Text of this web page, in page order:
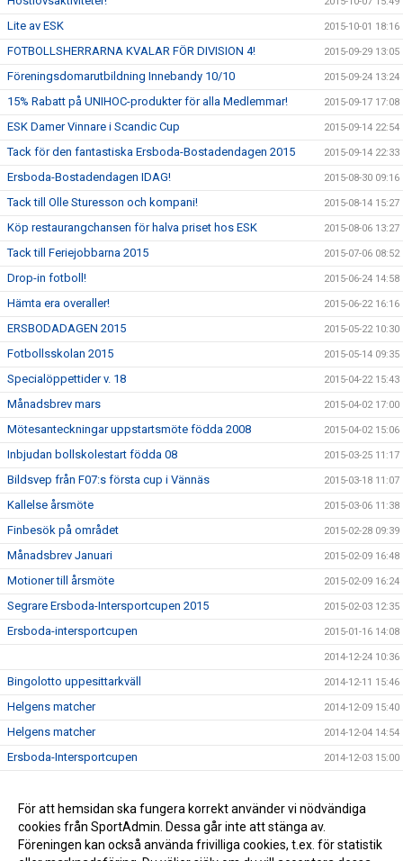
Lite av ESK 2015-10-01 18:16
FOTBOLLSHERRARNA KVALAR FÖR DIVISION 4! 2015-09-29 13:05
Föreningsdomarutbildning Innebandy 10/10 2015-09-24 13:24
15% Rabatt på UNIHOC-produkter för alla Medlemmar! 2015-09-17 17:08
ESK Damer Vinnare i Scandic Cup 2015-09-14 22:54
Tack för den fantastiska Ersboda-Bostadendagen 2015 2015-09-14 22:33
Ersboda-Bostadendagen IDAG! 2015-08-30 09:16
Tack till Olle Sturesson och kompani! 2015-08-14 15:27
Köp restaurangchansen för halva priset hos ESK 2015-08-06 13:27
Tack till Feriejobbarna 2015 2015-07-06 08:52
Drop-in fotboll! 2015-06-24 14:58
Hämta era overaller! 2015-06-22 16:16
ERSBODADAGEN 2015 2015-05-22 10:30
Fotbollsskolan 2015 2015-05-14 09:35
Specialöppettider v. 18 2015-04-22 15:43
Månadsbrev mars 2015-04-02 17:00
Mötesanteckningar uppstartsmöte födda 2008 2015-04-02 15:06
Inbjudan bollskolestart födda 08 2015-03-25 11:17
Bildsvep från F07:s första cup i Vännäs 2015-03-18 11:07
Kallelse årsmöte 2015-03-06 11:38
Finbesök på området 2015-02-28 09:39
Månadsbrev Januari 2015-02-09 16:48
Motioner till årsmöte 2015-02-09 16:24
Segrare Ersboda-Intersportcupen 2015 2015-02-03 12:35
Ersboda-intersportcupen 2015-01-16 14:08
2014-12-24 10:36
Bingolotto uppesittarkväll 2014-12-11 15:46
Helgens matcher 2014-12-09 15:40
Helgens matcher 2014-12-04 14:54
Ersboda-Intersportcupen 2014-12-03 15:00
Inbjudan Change the game 2014-09-18 14:44
Månadsbrev augusti 2014-09-05 08:55
För att hemsidan ska fungera korrekt använder vi nödvändiga
cookies från SportAdmin. Dessa går inte att stänga av.
Föreningen kan också använda frivilliga cookies, t.ex. för statistik